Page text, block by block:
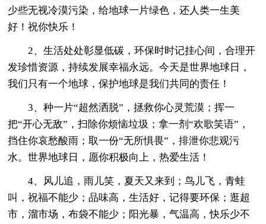
少些无视冷漠污染，给地球一片绿色，还人类一生美
好！祝你快乐！
2、生活处处彰显低碳，环保时时记挂心间，合理开
发珍惜资源，持续发展幸福永远。今天是世界地球日，
我们只有一个地球，保护地球是我们共同的责任！
3、种一片“超然洒脱”，拯救你心灵荒漠；挥一
把“开心无敌”，扫除你烦恼垃圾；拿一剂“欢歌笑语”，
挡住你哀愁酸雨；取一份“无所惧畏”，排泄你悲观污
水。世界地球日，愿你积极向上，热爱生活！
4、风儿追，雨儿笑，夏天又来到；鸟儿飞，青蛙
叫，祝福不能少；品味高，生活好，记得要环保；逛超
市，溜市场，布袋不能少；阳光暴，气温高，快乐少不